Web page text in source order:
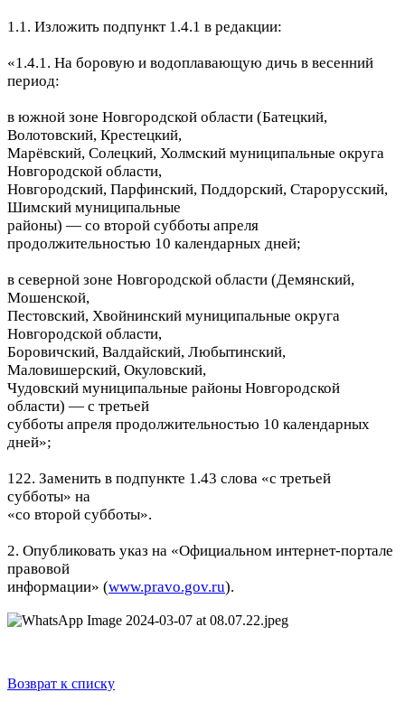
1.1. Изложить подпункт 1.4.1 в редакции:
«1.4.1. На боровую и водоплавающую дичь в весенний
период:
в южной зоне Новгородской области (Батецкий,
Волотовский, Крестецкий,
Марёвский, Солецкий, Холмский муниципальные округа
Новгородской области,
Новгородский, Парфинский, Поддорский, Старорусский,
Шимский муниципальные
районы) — со второй субботы апреля
продолжительностью 10 календарных дней;
в северной зоне Новгородской области (Демянский,
Мошенской,
Пестовский, Хвойнинский муниципальные округа
Новгородской области,
Боровичский, Валдайский, Любытинский,
Маловишерский, Окуловский,
Чудовский муниципальные районы Новгородской
области) — с третьей
субботы апреля продолжительностью 10 календарных
дней»;
122. Заменить в подпункте 1.43 слова «с третьей
субботы» на
«со второй субботы».
2. Опубликовать указ на «Официальном интернет-портале
правовой
информации» (www.pravo.gov.ru).
Возврат к списку